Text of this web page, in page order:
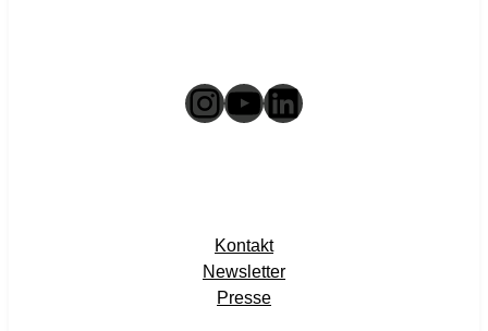
Instagram
YouTube
LinkedIn
Kontakt
Newsletter
Presse